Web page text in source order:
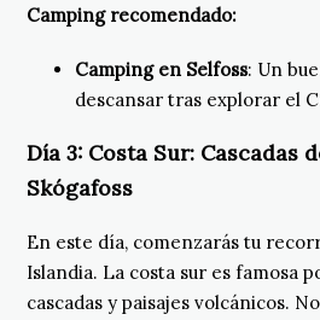
Camping recomendado:
Camping en Selfoss: Un
descansar tras explorar el
Día 3: Costa Sur: Cascadas
Skógafoss
En este día, comenzarás tu
Islandia. La costa sur es famosa
cascadas y paisajes volcánicos.